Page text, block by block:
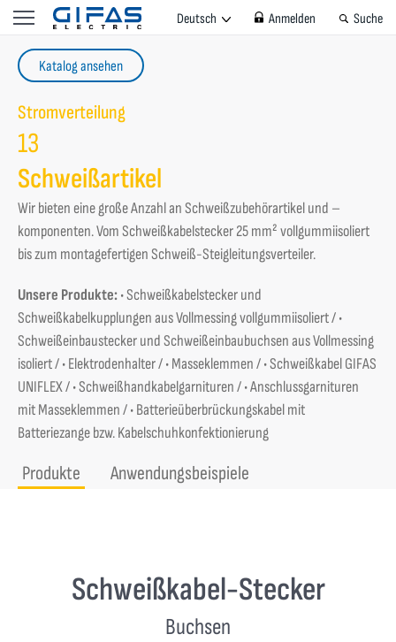
Deutsch Anmelden Suche
Katalog ansehen
Stromverteilung
13
Schweißartikel
Wir bieten eine große Anzahl an Schweißzubehörartikel und –
komponenten. Vom Schweißkabelstecker 25 mm² vollgummiisoliert
bis zum montagefertigen Schweiß-Steigleitungsverteiler.
Unsere Produkte:• Schweißkabelstecker und
Schweißkabelkupplungen aus Vollmessing vollgummiisoliert / •
Schweißeinbaustecker und Schweißeinbaubuchsen aus Vollmessing
isoliert / • Elektrodenhalter / • Masseklemmen / • Schweißkabel GIFAS
UNIFLEX / • Schweißhandkabelgarnituren / • Anschlussgarnituren
mit Masseklemmen / • Batterieüberbrückungskabel mit
Batteriezange bzw. Kabelschuhkonfektionierung
Produkte Anwendungsbeispiele
Schweißkabel-Stecker
Buchsen